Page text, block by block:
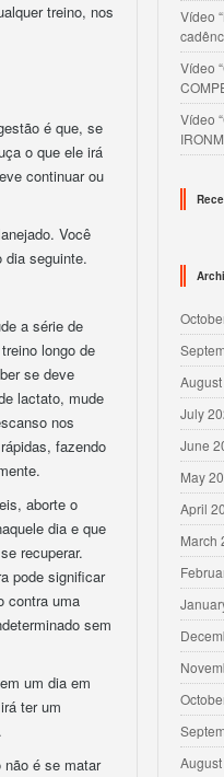
treino, nos
é que, se
o que ele irá
continuar ou
Você
dia seguinte.
a série de
longo de
se deve
lactato, mude
nos
fazendo
aborte o
dia e que
recuperar.
pode significar
contra uma
sem
um dia em
ter um
é se matar
Vídeo
Vídeo
Vídeo
July
June
May
April
March